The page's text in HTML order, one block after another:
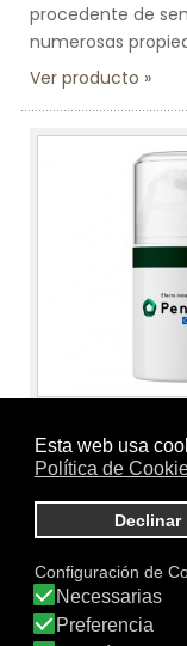
procedente de
numerosas
Ver producto
Pentalium
PENTALIUM CBD
Pentalium CBD